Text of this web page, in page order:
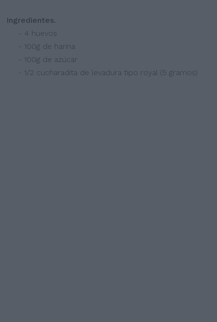
Ingredientes.
- 4 huevos
- 100g de harina
- 100g de azúcar
- 1/2 cucharadita de levadura tipo royal (5 gramos)